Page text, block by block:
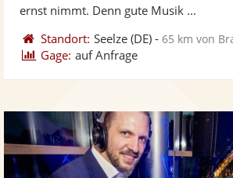
ernst nimmt. Denn gute Musik ...
Standort: Seelze (DE) -65 km von
Gage: auf Anfrage